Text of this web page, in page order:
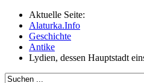
Aktuelle Seite:
Alaturka.Info
Geschichte
Antike
Lydien, dessen Hauptstadt